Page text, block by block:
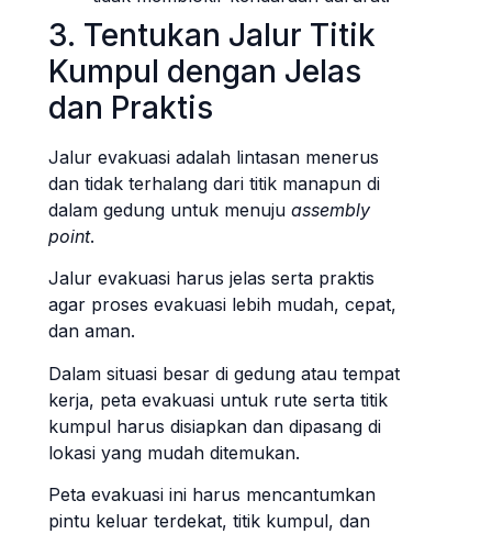
3. Tentukan Jalur Titik
Kumpul dengan Jelas
dan Praktis
Jalur evakuasi adalah lintasan menerus
dan tidak terhalang dari titik manapun di
dalam gedung untuk menuju assembly
point.
Jalur evakuasi harus jelas serta praktis
agar proses evakuasi lebih mudah, cepat,
dan aman.
Dalam situasi besar di gedung atau tempat
kerja, peta evakuasi untuk rute serta titik
kumpul harus disiapkan dan dipasang di
lokasi yang mudah ditemukan.
Peta evakuasi ini harus mencantumkan
pintu keluar terdekat, titik kumpul, dan